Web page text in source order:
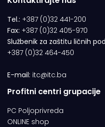
Tel.: +387 (0)32 441-200
Fax: +387 (0)32 405-970
Službenik za zaštitu ličnih
+387 (0)32 464-450
E-mail: itc@itc.ba
Profitni centri grupacije
PC Poljoprivreda
ONLINE shop